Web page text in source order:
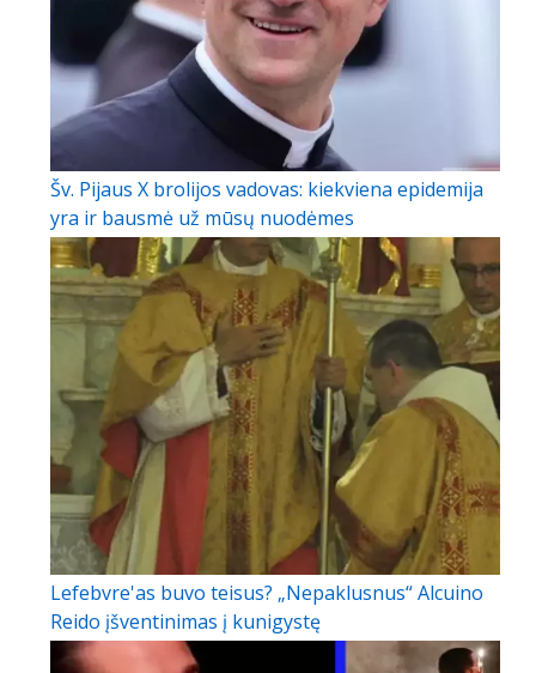
Šv. Pijaus X brolijos vadovas: kiekviena epidemija
yra ir bausmė už mūsų nuodėmes
Lefebvre'as buvo teisus? „Nepaklusnus“ Alcuino
Reido įšventinimas į kunigystę